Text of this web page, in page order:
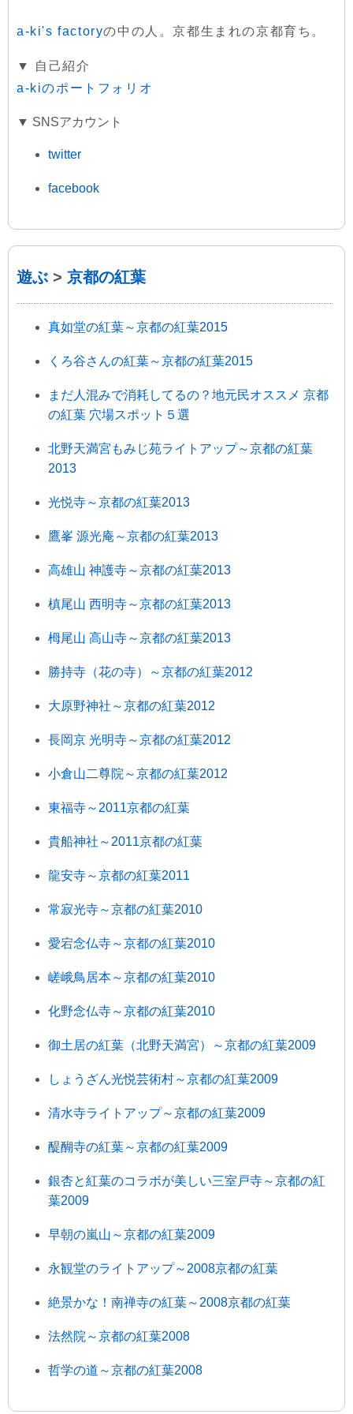
a-ki's factoryの中の人。京都生まれの京都育ち。
▼ 自己紹介
a-kiのポートフォリオ
▼ SNSアカウント
twitter
facebook
遊ぶ > 京都の紅葉
真如堂の紅葉～京都の紅葉2015
くろ谷さんの紅葉～京都の紅葉2015
まだ人混みで消耗してるの？地元民オススメ 京都
の紅葉 穴場スポット５選
北野天満宮もみじ苑ライトアップ～京都の紅葉
2013
光悦寺～京都の紅葉2013
鷹峯 源光庵～京都の紅葉2013
高雄山 神護寺～京都の紅葉2013
槙尾山 西明寺～京都の紅葉2013
栂尾山 高山寺～京都の紅葉2013
勝持寺（花の寺）～京都の紅葉2012
大原野神社～京都の紅葉2012
長岡京 光明寺～京都の紅葉2012
小倉山二尊院～京都の紅葉2012
東福寺～2011京都の紅葉
貴船神社～2011京都の紅葉
龍安寺～京都の紅葉2011
常寂光寺～京都の紅葉2010
愛宕念仏寺～京都の紅葉2010
嵯峨鳥居本～京都の紅葉2010
化野念仏寺～京都の紅葉2010
御土居の紅葉（北野天満宮）～京都の紅葉2009
しょうざん光悦芸術村～京都の紅葉2009
清水寺ライトアップ～京都の紅葉2009
醍醐寺の紅葉～京都の紅葉2009
銀杏と紅葉のコラボが美しい三室戸寺～京都の紅
葉2009
早朝の嵐山～京都の紅葉2009
永観堂のライトアップ～2008京都の紅葉
絶景かな！南禅寺の紅葉～2008京都の紅葉
法然院～京都の紅葉2008
哲学の道～京都の紅葉2008